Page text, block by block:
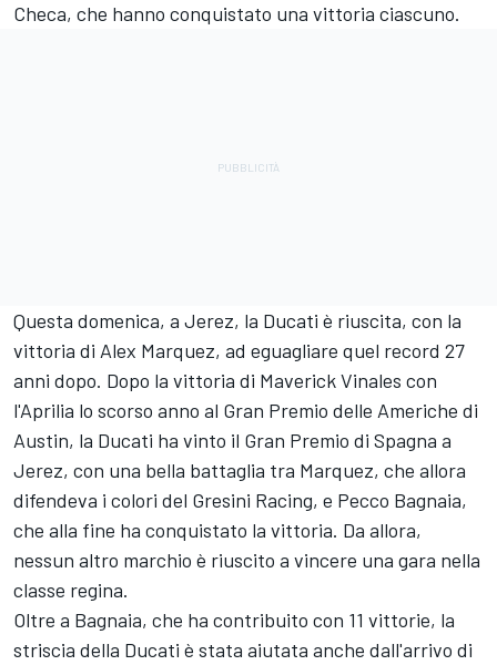
Checa, che hanno conquistato una vittoria ciascuno.
Questa domenica, a Jerez, la Ducati è riuscita, con la
vittoria di Alex Marquez, ad eguagliare quel record 27
anni dopo. Dopo la vittoria di Maverick Vinales con
l'Aprilia lo scorso anno al Gran Premio delle Americhe di
Austin, la Ducati ha vinto il Gran Premio di Spagna a
Jerez, con una bella battaglia tra Marquez, che allora
difendeva i colori del Gresini Racing, e Pecco Bagnaia,
che alla fine ha conquistato la vittoria. Da allora,
nessun altro marchio è riuscito a vincere una gara nella
classe regina.
Oltre a Bagnaia, che ha contribuito con 11 vittorie, la
striscia della Ducati è stata aiutata anche dall'arrivo di